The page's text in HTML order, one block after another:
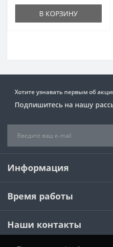
В КОРЗИНУ
Хотите узнавать первым об
Подпишитесь на нашу
Информация
Время работы
Наши контакты